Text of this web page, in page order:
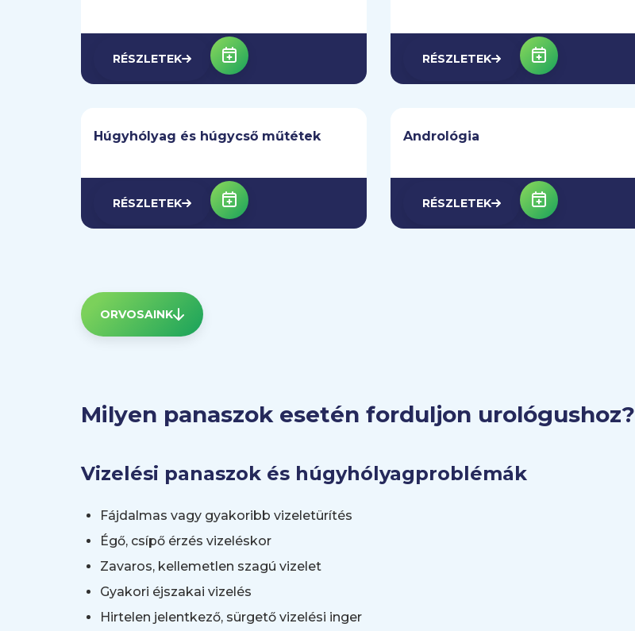
RÉSZLETEK RÉSZLETEK
Húgyhólyag és húgycső műtétek
RÉSZLETEK
Andrológia
RÉSZLETEK
ORVOSAINK
Milyen panaszok esetén forduljon urológushoz?
Vizelési panaszok és húgyhólyagproblémák
Fájdalmas vagy gyakoribb vizeletürítés
Égő, csípő érzés vizeléskor
Zavaros, kellemetlen szagú vizelet
Gyakori éjszakai vizelés
Hirtelen jelentkező, sürgető vizelési inger